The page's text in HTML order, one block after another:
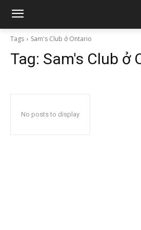
Tags Sam's Club ở Ontario
Tag: Sam's Club ở
No posts to display